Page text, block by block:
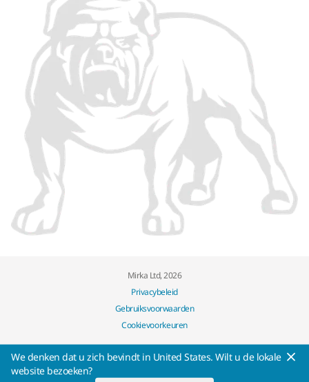
Mirka Ltd, 2026
Privacybeleid
Gebruiksvoorwaarden
Cookievoorkeuren
We denken dat u zich bevindt in United States. Wilt u de lokale
website bezoeken?